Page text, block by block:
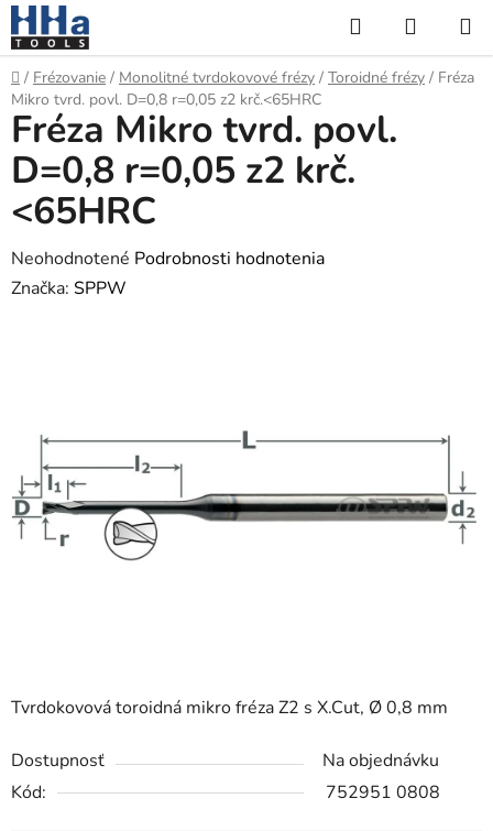
Prejsť
na
obsah
Hľadať
KOŠÍK
Domov
/ Frézovanie / Monolitné tvrdokovové frézy / Toroidné frézy / Fréza
Mikro tvrd. povl. D=0,8 r=0,05 z2 krč.<65HRC
Tvrdokovová toroidná mikro fréza Z2 s X.Cut, Ø 0,8 mm
Dostupnosť
Na objednávku
Kód:
752951 0808
Fréza Mikro tvrd. povl.
D=0,8 r=0,05 z2 krč.
<65HRC
Priemerné
hodnotenie
hviezdičiek.
Neohodnotené Podrobnosti hodnotenia
Značka: SPPW